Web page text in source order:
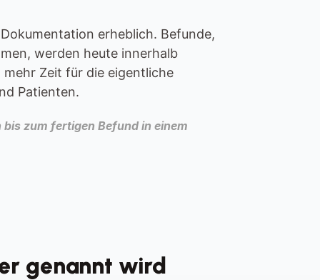
erheblich. Befunde,
werden heute innerhalb
Zeit für die eigentliche
Patienten.
zum fertigen Befund in einem
genannt wird